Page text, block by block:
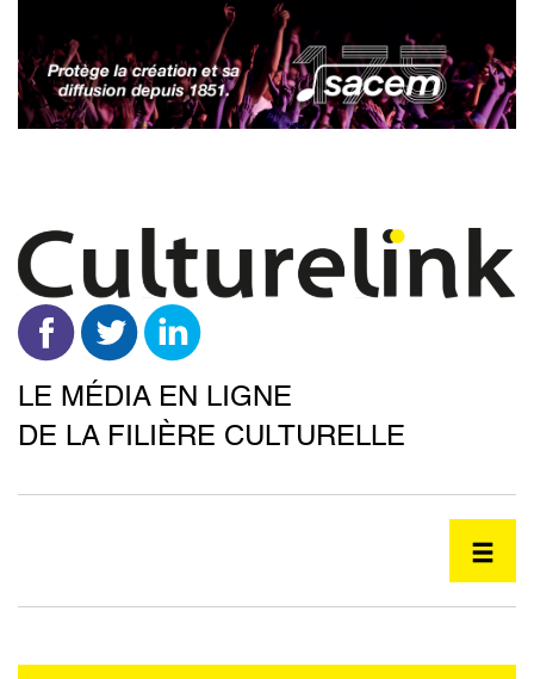
contenu
principal
LE MÉDIA EN LIGNE
DE LA FILIÈRE CULTURELLE